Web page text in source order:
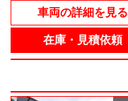
車両の詳細を見る
在庫・見積依頼